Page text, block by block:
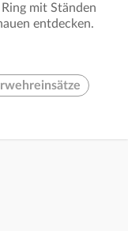
mit Ständen
entdecken.